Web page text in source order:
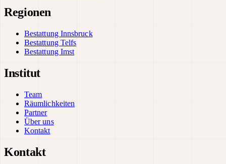
Regionen
Bestattung Innsbruck
Bestattung Telfs
Bestattung Imst
Institut
Team
Räumlichkeiten
Partner
Über uns
Kontakt
Kontakt